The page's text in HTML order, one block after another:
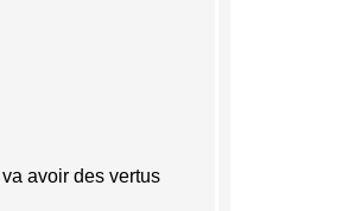
avoir des vertus